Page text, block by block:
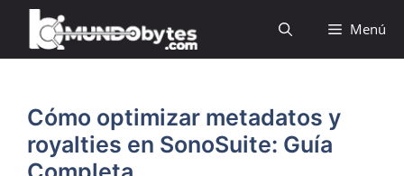
Saltar
contenido
Menú
Cómo optimizar metadatos y
royalties en SonoSuite: Guía